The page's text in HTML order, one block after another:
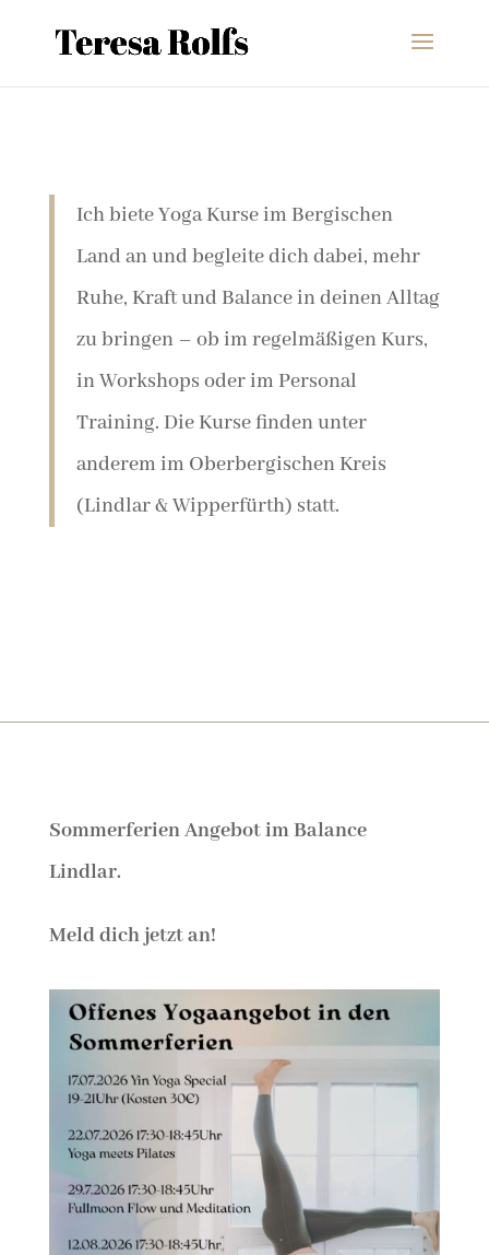
Ich biete Yoga Kurse im Bergischen
Land an und begleite dich dabei, mehr
Ruhe, Kraft und Balance in deinen Alltag
zu bringen – ob im regelmäßigen Kurs,
in Workshops oder im Personal
Training. Die Kurse finden unter
anderem im Oberbergischen Kreis
(Lindlar & Wipperfürth) statt.
Sommerferien Angebot im Balance
Lindlar.
Meld dich jetzt an!